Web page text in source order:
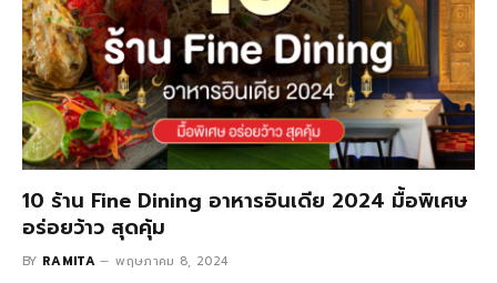
10 ร้าน Fine Dining อาหารอินเดีย 2024 มื้อพิเศษ
อร่อยว้าว สุดคุ้ม
BY RAMITA พฤษภาคม 8, 2024